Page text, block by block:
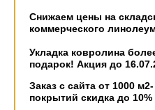
Снижаем цены на
коммерческого
Укладка ковролина
подарок! Акция до
Заказ с сайта от 1000
покрытий скидка до 10%